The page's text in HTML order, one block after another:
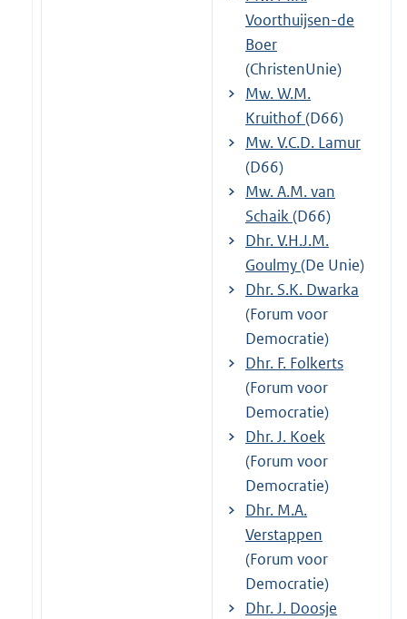
Voorthuijsen-de
Boer
(ChristenUnie)
Mw. W.M.
Kruithof(D66)
Mw. V.C.D. Lamur
(D66)
Mw. A.M. van
Schaik(D66)
Dhr. V.H.J.M.
Goulmy(De Unie)
Dhr. S.K. Dwarka
(Forum voor
Democratie)
Dhr. F. Folkerts
(Forum voor
Democratie)
Dhr. J. Koek
(Forum voor
Democratie)
Dhr. M.A.
Verstappen
(Forum voor
Democratie)
Dhr. J. Doosje